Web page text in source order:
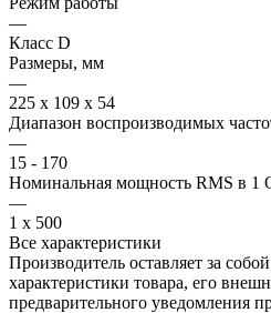
—
Класс D
Размеры, мм
—
225 x 109 x 54
Диапазон воспроизводимых
—
15 - 170
Номинальная мощность RMS в 1
—
1 x 500
Все характеристики
Производитель оставляет за
характеристики товара, его
предварительного уведомления